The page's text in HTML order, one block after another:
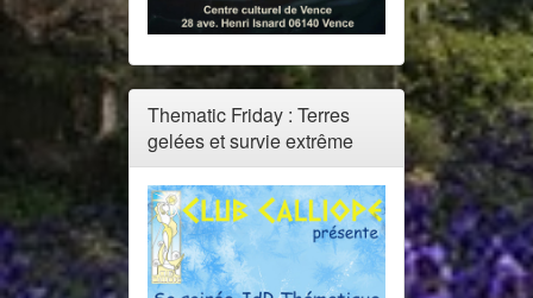
Thematic Friday : Terres
gelées et survie extrême